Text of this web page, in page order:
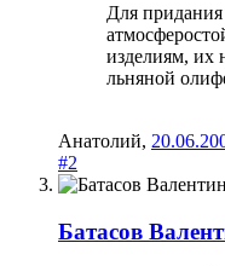
Для
изделиям, их
льняной
Анатолий,
#2
Батасов